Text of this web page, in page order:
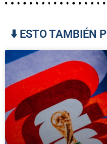
⬇️ ESTO TAMBIÉN